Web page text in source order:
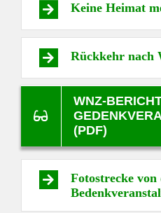
Keine Heimat
Rückkehr nach
WNZ-
(PDF)
Fotostrecke von